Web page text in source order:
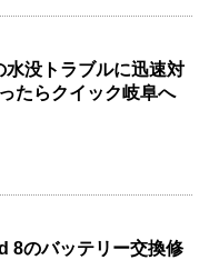
没トラブルに迅速対
たらクイック岐阜へ
8のバッテリー交換修